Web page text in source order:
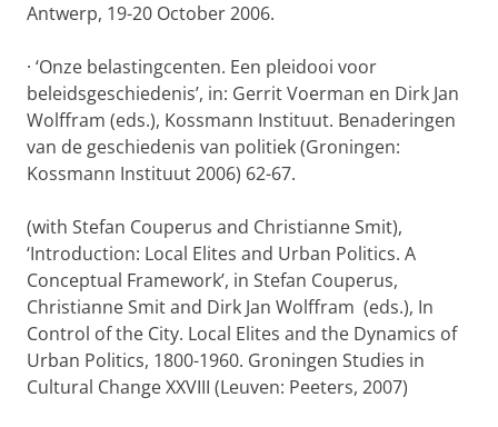
Antwerp, 19-20 October 2006.
· ‘Onze belastingcenten. Een pleidooi voor
beleidsgeschiedenis’, in: Gerrit Voerman en Dirk Jan
Wolffram (eds.), Kossmann Instituut. Benaderingen
van de geschiedenis van politiek (Groningen:
Kossmann Instituut 2006) 62-67.
(with Stefan Couperus and Christianne Smit),
‘Introduction: Local Elites and Urban Politics. A
Conceptual Framework’, in Stefan Couperus,
Christianne Smit and Dirk Jan Wolffram (eds.), In
Control of the City. Local Elites and the Dynamics of
Urban Politics, 1800-1960. Groningen Studies in
Cultural Change XXVIII (Leuven: Peeters, 2007)